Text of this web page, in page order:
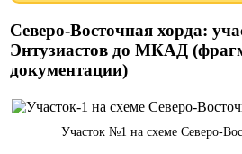
Северо-Восточная хорда:
Энтузиастов до МКАД
документации)
Участок №1 на схеме Северо-